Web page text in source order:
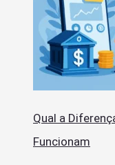
Qual a
Funcionam